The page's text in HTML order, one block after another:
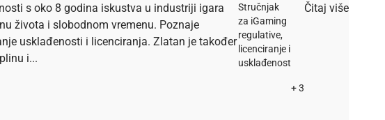
s oko 8 godina iskustva u industriji igara
života i slobodnom vremenu. Poznaje
usklađenosti i licenciranja. Zlatan je također
i...
Stručnjak
za iGaming
regulative,
licenciranje i
usklađenost
+ 3
Čitaj više